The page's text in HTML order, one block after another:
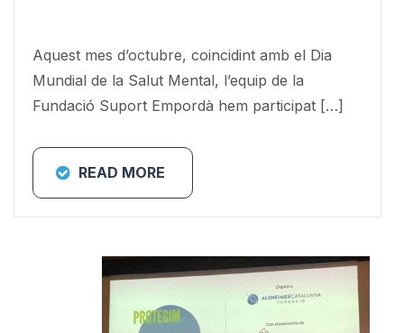
Aquest mes d’octubre, coincidint amb el Dia
Mundial de la Salut Mental, l’equip de la
Fundació Suport Empordà hem participat […]
READ MORE